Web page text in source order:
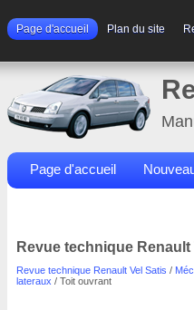
Page d'accueil Plan du site
Page d'accueil
Revue technique
Revue technique Renault Vel Satis /
lateraux / Toit ouvrant